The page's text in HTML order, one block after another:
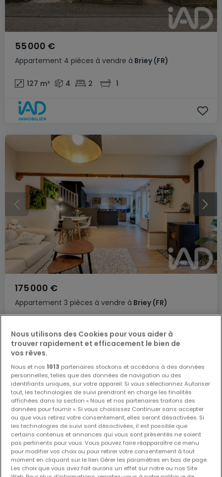
Appartement 4 pièces à vendre à Briey (FR)
55 000 €
127 m² 4 2 1
Appartement 3 pièces à vendre à Briey (FR)
175 000 €
Nous utilisons des Cookies pour vous aider à
trouver rapidement et efficacement le bien de
vos rêves.
Nous et nos 1013 partenaires stockons et accédons à des données
personnelles, telles que des données de navigation ou des
identifiants uniques, sur votre appareil. Si vous sélectionnez Autoriser
tout, les technologies de suivi prendront en charge les finalités
affichées dans la section « Nous et nos partenaires traitons des
données pour fournir ». Si vous choisissez Continuer sans accepter
ou que vous retirez votre consentement, elles seront désactivées. Si
les technologies de suivi sont désactivées, il est possible que
certains contenus et annonces qui vous sont présentés ne soient
pas pertinents pour vous. Vous pouvez faire réapparaître ce menu
pour modifier vos choix ou pour retirer votre consentement à tout
moment en cliquant sur le lien Gérer les paramètres en bas de page.
Les choix que vous avez fait aurons un effet sur notre ou nos Site